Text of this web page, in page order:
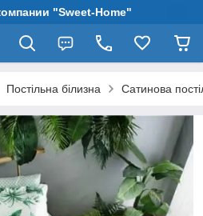
"Sweet-Home"
Постільна білизна Сатинова